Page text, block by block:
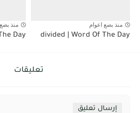
منذ بضع اعوام
divided | Word Of The Day
منذ
Day
تعليقات
إرسال تعليق